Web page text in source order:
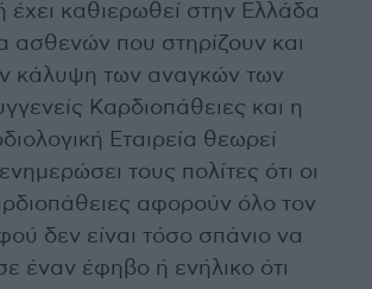
έχει καθιερωθεί στην Ελλάδα
ασθενών που στηρίζουν και
κάλυψη των αναγκών των
Καρδιοπάθειες και η
Εταιρεία θεωρεί
τους πολίτες ότι οι
αφορούν όλο τον
δεν είναι τόσο σπάνιο να
έναν έφηβο ή ενήλικο ότι